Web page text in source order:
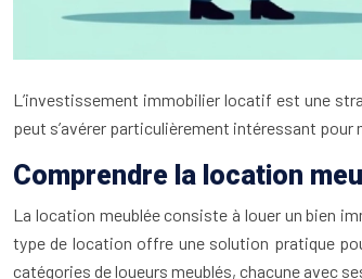
L’investissement immobilier locatif est une
peut s’avérer particulièrement intéressant
Comprendre la location
La location meublée consiste à louer un bien
type de location offre une solution pratique
catégories de loueurs meublés, chacune avec